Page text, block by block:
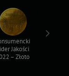
Jakości
– Złoto